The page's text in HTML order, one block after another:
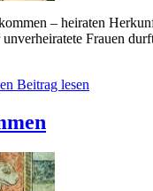
– heiraten
Frauen
Beitrag lesen